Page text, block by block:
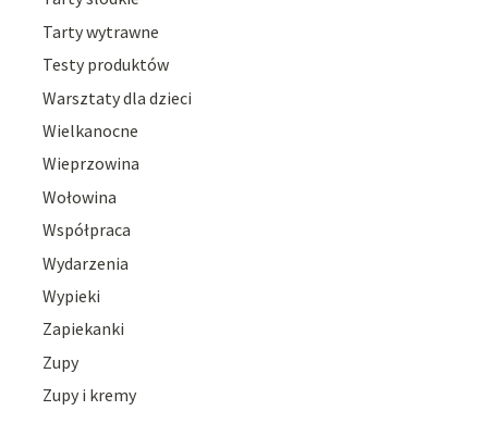
Tarty wytrawne
Testy produktów
Warsztaty dla dzieci
Wielkanocne
Wieprzowina
Wołowina
Współpraca
Wydarzenia
Wypieki
Zapiekanki
Zupy
Zupy i kremy